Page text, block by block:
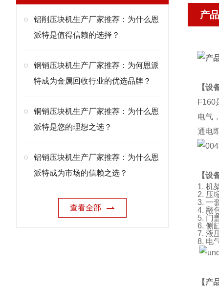
铝削压块机生产厂家推荐：为什么恩
派特是值得信赖的选择？
钢销压块机生产厂家推荐：为何恩派
特成为金属回收行业的优选品牌？
铜销压块机生产厂家推荐：为什么恩
派特是您的理想之选？
铝销压块机生产厂家推荐：为什么恩
派特成为市场的信赖之选？
查看全部
产
【设
F160
电气
通电
【设
1. 机
2. 压
3. 一
4. 翻
5. 门
6. 侧
7. 液
8. 电
【产